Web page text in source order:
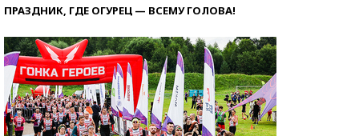
ПРАЗДНИК, ГДЕ ОГУРЕЦ — ВСЕМУ ГОЛОВА!